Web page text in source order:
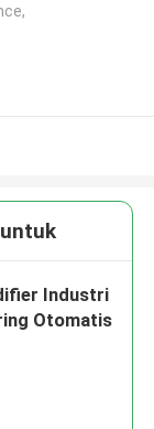
Industri
Otomatis